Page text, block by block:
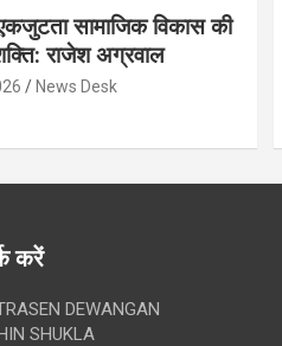
सामाजिक विकास की
राजेश अग्रवाल
News Desk
करें
DEWANGAN
SHUKLA